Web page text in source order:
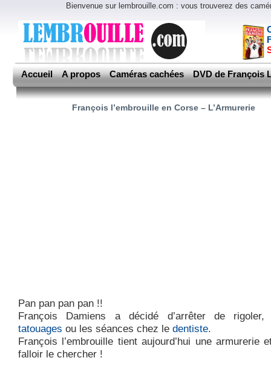
Bienvenue sur lembrouille.com : vous trouverez des
Accueil A propos Caméras cachées DVD de François
François l’embrouille en Corse – L’Armurerie
Pan pan pan pan !!
François Damiens a décidé d’arrêter de
tatouages ou les séances chez le dentiste.
François l’embrouille tient aujourd’hui une armurerie
falloir le chercher !